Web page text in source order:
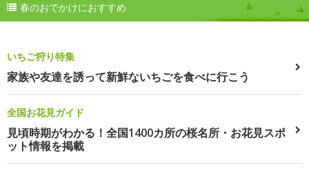
春のおでかけにおすすめ
いちご狩り特集
家族や友達を誘って新鮮ないちごを食べに行こう
全国お花見ガイド
見頃時期がわかる！全国1400カ所の桜名所・お花見スポ
ット情報を掲載